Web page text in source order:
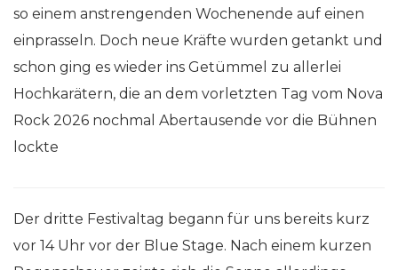
so einem anstrengenden Wochenende auf einen
einprasseln. Doch neue Kräfte wurden getankt und
schon ging es wieder ins Getümmel zu allerlei
Hochkarätern, die an dem vorletzten Tag vom Nova
Rock 2026 nochmal Abertausende vor die Bühnen
lockte
Der dritte Festivaltag begann für uns bereits kurz
vor 14 Uhr vor der Blue Stage. Nach einem kurzen